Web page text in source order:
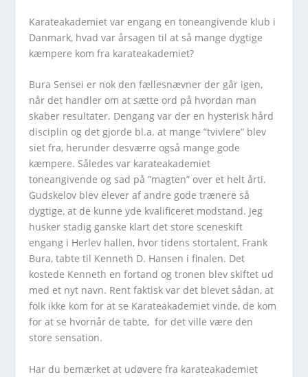
Karateakademiet var engang en toneangivende klub i
Danmark, hvad var årsagen til at så mange dygtige
kæmpere kom fra karateakademiet?
Bura Sensei er nok den fællesnævner der går igen,
når det handler om at sætte ord på hvordan man
skaber resultater. Dengang var der en hysterisk hård
disciplin og det gjorde bl.a. at mange ”tvivlere” blev
siet fra, herunder desværre også mange gode
kæmpere. Således var karateakademiet
toneangivende og sad på ”magten” over et helt årti.
Gudskelov blev elever af andre gode trænere så
dygtige, at de kunne yde kvalificeret modstand. Jeg
husker stadig ganske klart det store sceneskift
engang i Herlev hallen, hvor tidens stortalent, Frank
Bura, tabte til Kenneth D. Hansen i finalen. Det
kostede Kenneth en fortand og tronen blev skiftet ud
med et nyt navn. Rent faktisk var det blevet sådan, at
folk ikke kom for at se Karateakademiet vinde, de kom
for at se hvornår de tabte, for det ville være den
store sensation.
Har du bemærket at udøvere fra karateakademiet